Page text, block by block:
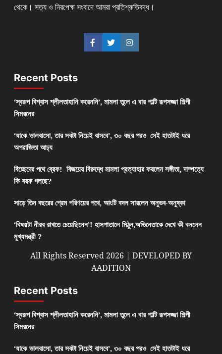
থেকে। সত্য ও নিরপেক্ষ সংবাদে আমরা প্রতিশ্রুতিবদ্ধ।
Recent Posts
‘স্বরূপ বিশ্বাস শ্লীলতাহানি করেননি’, মামলা তুলে এ বার পাল্টি রূপসজ্জা শিল্পী
সিমরনের
‘যাকে ভালবাসো, তার সবটা নিয়েই বাসবে’, ৩০ বছর পরও সেই হাতটাই ধরে
অপরাজিতা আঢ্য
বিচ্ছেদের পথে ব্রেক! বিজয়ের বিরুদ্ধে মামলা প্রত্যাহার করলেন সঙ্গীতা, দাম্পত্যে
কি বরফ গলছে?
সাড়ে তিন বছরের প্রেম পরিণয়ের পথে, আংটি বদল সারলেন অনুভব-অনুষ্কা
‘বিষয়টা নীরব রাখতে চেয়েছিলেন’! হাসপাতালে মিঠুন,অভিনেতাকে দেখে কী বললেন
মুখ্যমন্ত্রী ?
All Rights Reserved 2026 | DEVELOPED BY
AADITION
Recent Posts
‘স্বরূপ বিশ্বাস শ্লীলতাহানি করেননি’, মামলা তুলে এ বার পাল্টি রূপসজ্জা শিল্পী
সিমরনের
‘যাকে ভালবাসো, তার সবটা নিয়েই বাসবে’, ৩০ বছর পরও সেই হাতটাই ধরে